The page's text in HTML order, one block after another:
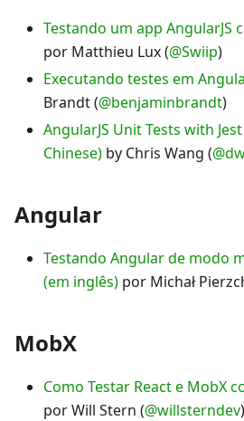
Testando um app AngularJS
por Matthieu Lux (@Swiip)
Executando testes em
Brandt (@benjaminbrandt)
AngularJS Unit Tests with
Chinese) by Chris Wang (
Angular
Testando Angular de modo
(em inglês) por Michał
MobX
Como Testar React e MobX
por Will Stern (@willsterndev)